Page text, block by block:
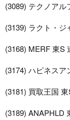
(3089) テクノアル
(3139) ラクト・ジ
(3168) MERF 東S
(3174) ハピネスア
(3181) 買取王国
(3189) ANAPHLD